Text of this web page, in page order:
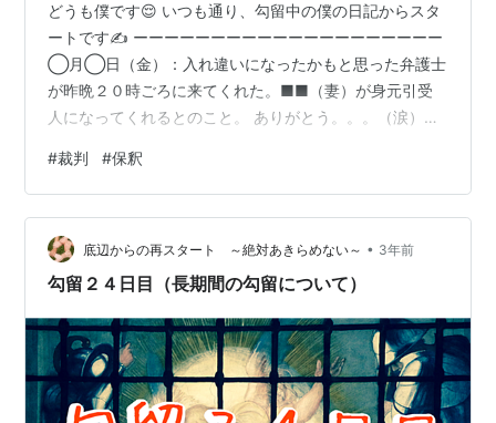
どうも僕です😌 いつも通り、勾留中の僕の日記からスタ
ートです✍️ ーーーーーーーーーーーーーーーーーーーー
◯月◯日（金）：入れ違いになったかもと思った弁護士
が昨晩２０時ごろに来てくれた。■■（妻）が身元引受
人になってくれるとのこと。 ありがとう。。。（涙）反
受人が決まってもすぐに保釈とはならないようだ。 弁護
士さんも理由書のような資料も作ってくれるそうで、そ
れで時間がかかるようだ。 今の自分の立場では何も文句
は言えない。動いてくれてるだけで感謝だ。 今日は、い
つも借りているボールペンの替え芯の交換をお願いして
#裁判 #保釈
底辺からの再スタート ～絶対あきらめない～ • 3年前
勾留２４日目（長期間の勾留について）